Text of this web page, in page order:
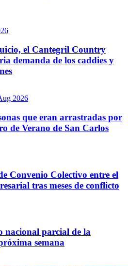
el Cantegril Country
demanda de los caddies y
2026
que eran arrastradas por
de Verano de San Carlos
Convenio Colectivo entre el
tras meses de conflicto
nacional parcial de la
semana